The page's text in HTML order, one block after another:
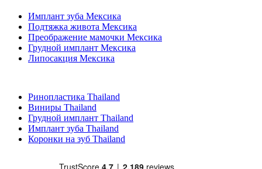
Имплант зуба Мексика
Подтяжка живота Мексика
Преображение мамочки Мексика
Грудной имплант Мексика
Липосакция Мексика
Ринопластика Thailand
Виниры Thailand
Грудной имплант Thailand
Имплант зуба Thailand
Коронки на зуб Thailand